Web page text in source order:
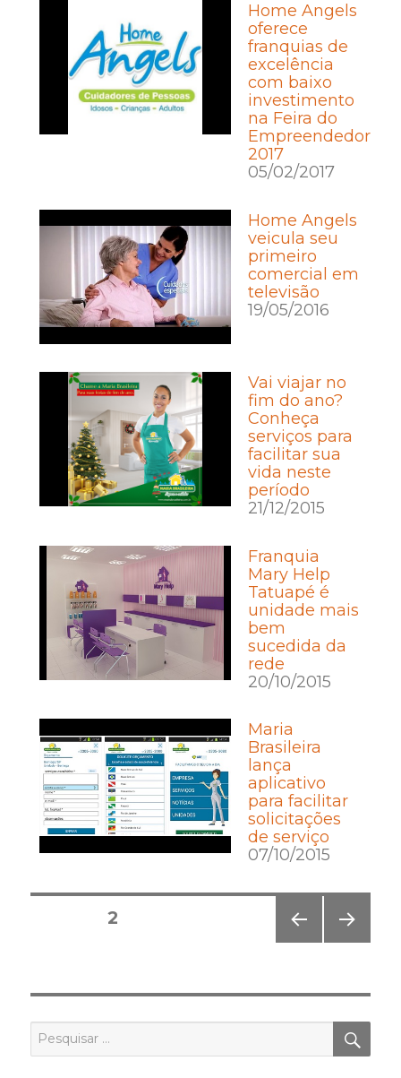
Home Angels
oferece
franquias de
excelência
com baixo
investimento
na Feira do
Empreendedor
2017
05/02/2017
Home Angels
veicula seu
primeiro
comercial em
televisão
19/05/2016
Vai viajar no
fim do ano?
Conheça
serviços para
facilitar sua
vida neste
período
21/12/2015
Franquia
Mary Help
Tatuapé é
unidade mais
bem
sucedida da
rede
20/10/2015
Maria
Brasileira
lança
aplicativo
para facilitar
solicitações
de serviço
07/10/2015
Posts
ERIO
R
PÁGINA2
NA
por: